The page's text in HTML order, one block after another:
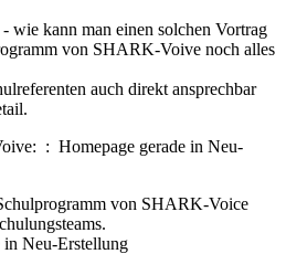
wie kann man einen solchen Vortrag
von SHARK-Voive noch alles
auch direkt ansprechbar
: Homepage gerade in Neu-
von SHARK-Voice
Neu-Erstellung